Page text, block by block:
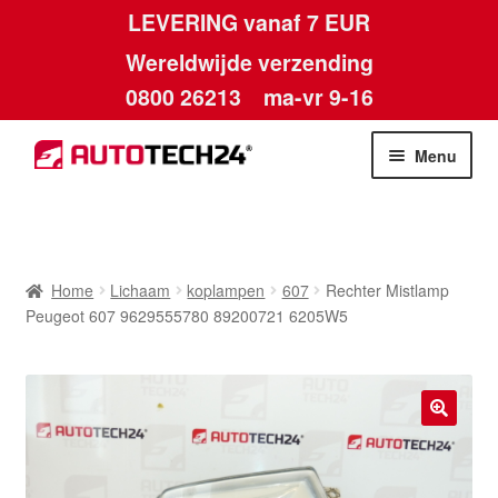
LEVERING vanaf 7 EUR
Wereldwijde verzending
0800 26213 ma-vr 9-16
Skip
to
Skip
to
Menu
Home Lichaam koplampen 607
Rechter Mistlamp
Peugeot 607 9629555780 89200721 6205W5
🔍